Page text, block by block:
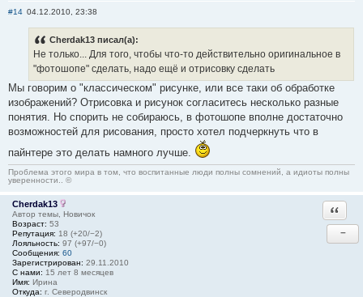
#14 04.12.2010, 23:38
Cherdak13 писал(а):
Не только... Для того, чтобы что-то действительно оригинальное в
"фотошопе" сделать, надо ещё и отрисовку сделать
Мы говорим о "классическом" рисунке, или все таки об обработке
изображений? Отрисовка и рисунок согласитесь несколько разные
понятия. Но спорить не собираюсь, в фотошопе вполне достаточно
возможностей для рисования, просто хотел подчеркнуть что в
пайнтере это делать намного лучше.
Проблема этого мира в том, что воспитанные люди полны сомнений, а идиоты полны
уверенности.. ©
Cherdak13
Автор темы, Новичок
Возраст: 53
Репутация: 18 (+20/−2)
Лояльность: 97 (+97/−0)
Сообщения: 60
Зарегистрирован: 29.11.2010
С нами: 15 лет 8 месяцев
Имя: Ирина
Откуда: г. Северодвинск
−